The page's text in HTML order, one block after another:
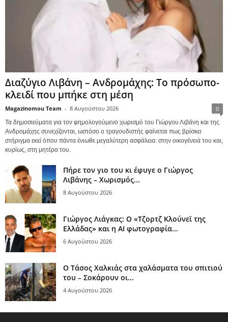
Διαζύγιο Λιβάνη – Ανδρομάχης: Το πρόσωπο-
κλειδί που μπήκε στη μέση
Magazinomou Team - 8 Αυγούστου 2026 0
Τα δημοσιεύματα για τον φημολογούμενο χωρισμό του Γιώργου Λιβάνη και της
Ανδρομάχης συνεχίζονται, ωστόσο ο τραγουδιστής φαίνεται πως βρίσκει
στήριγμα εκεί όπου πάντα ένιωθε μεγαλύτερη ασφάλεια: στην οικογένειά του και,
κυρίως, στη μητέρα του.
Πήρε τον γιο του κι έφυγε ο Γιώργος
Λιβάνης – Χωρισμός...
8 Αυγούστου 2026
Γιώργος Λιάγκας: Ο «Τζορτζ Κλούνεϊ της
Ελλάδας» και η AI φωτογραφία...
6 Αυγούστου 2026
Ο Τάσος Χαλκιάς στα χαλάσματα του σπιτιού
του – Σοκάρουν οι...
4 Αυγούστου 2026